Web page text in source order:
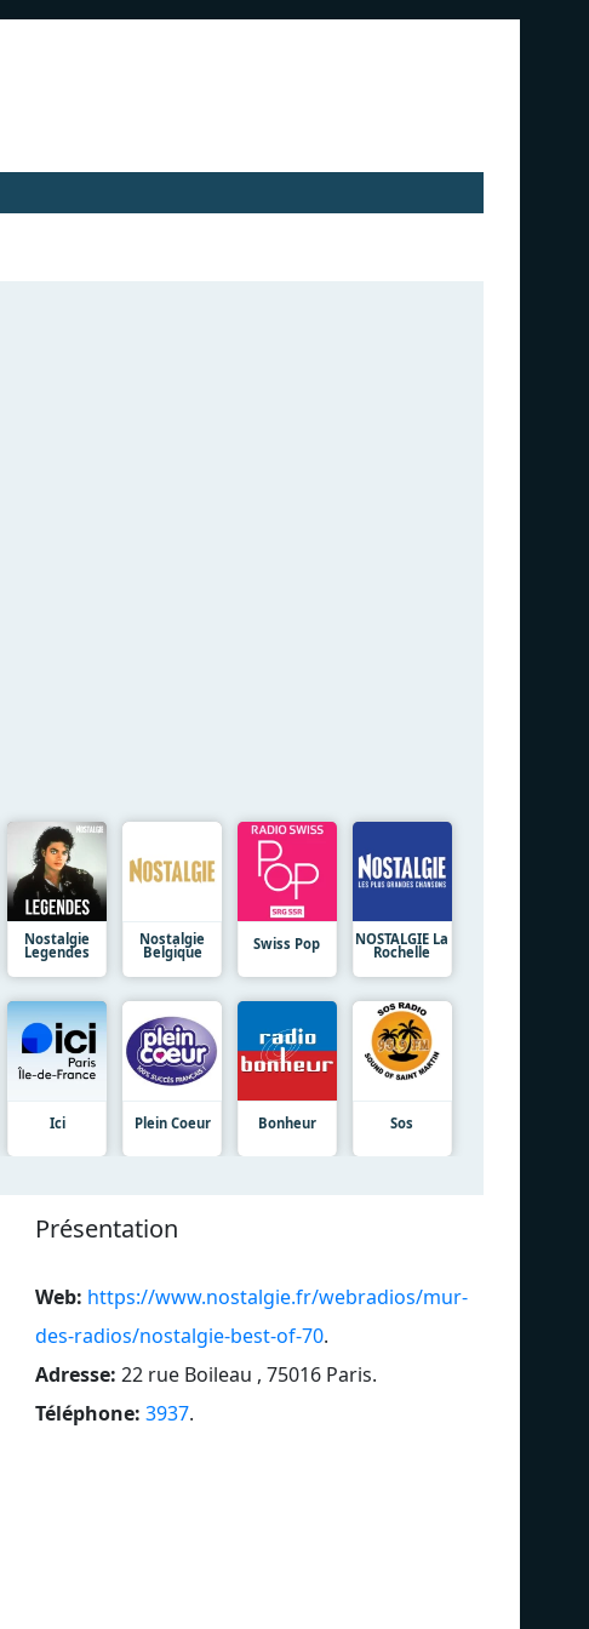
Nostalgie
Legendes
Nostalgie
Belgique Swiss Pop NOSTALGIE La
Rochelle
Ici Plein Coeur Bonheur Sos
Présentation
Web: https://www.nostalgie.fr/webradios/mur-
des-radios/nostalgie-best-of-70.
Adresse: 22 rue Boileau , 75016 Paris.
Téléphone: 3937.